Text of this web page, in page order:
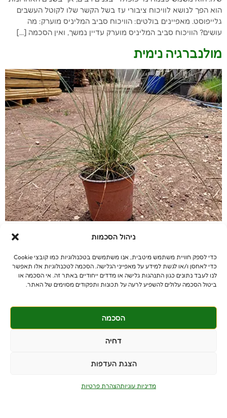
ניהול הסכמות
כדי לספק חוויית משתמש מיטבית, אנו משתמשים בטכנולוגיות כמו קובצי Cookie
כדי לאחסן ו/או לגשת למידע על מאפייני הגלישה. הסכמה לטכנולוגיות אלו תאפשר
לנו לעבד נתונים כגון התנהגות גלישה או מדדים ייחודיים באתר זה. אי הסכמה או
ביטול הסכמה עלולים להשפיע לרעה על תכונות ותפקודים מסוימים של האתר.
הסכמה
דחיה
הצגת העדפות
מדיניות עוגיותהצהרת פרטיות
הוא הפך לנושא לוויכוח ציבורי עז בשל הקשר שלו לקוטל העשבים
גלייפוסט. מאפיינים בולטים: הוויכוח סביב המליניס מוערק: מה
עושים? הוויכוח סביב המליניס מוערק עדיין נמשך, ואין הסכמה […]
מולנברגיה נימית
(Poaceae), המוכר בזכות נוצות הפריחה הוורודות והעדינות שלו,
הפך פופולרי בגינון הנוי בשל מראהו האטרקטיבי ועמידותו לתנאי
גידול מגוונים. מאפיינים בוטניים: תנאי גידול: שימושים בגינון: רבייה:
© כל הזכויות שמורות
קבלנים - 052-639-4106
PushUp | Digital Marketing